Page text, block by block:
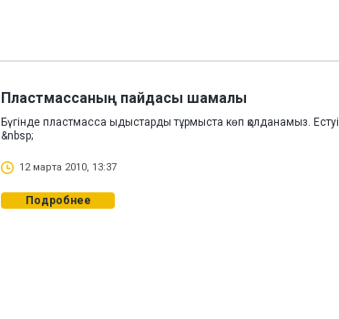
Пластмассаның пайдасы шамалы
Бүгінде пластмасса ыдыстарды тұрмыста көп қолданамыз.
&nbsp;
12 марта 2010, 13:37
Подробнее